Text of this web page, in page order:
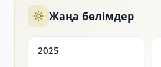
Жаңа бөлімдер
2025